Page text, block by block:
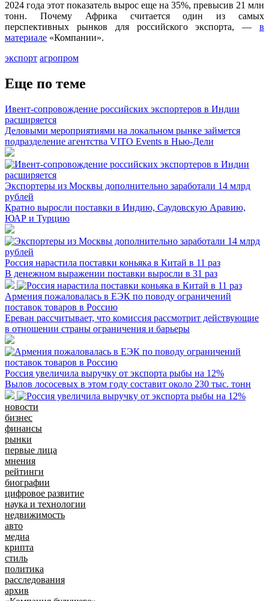
2024 года этот показатель вырос еще на 35%, превысив 21 млн
тонн. Почему Африка считается один из самых
перспективных рынков для российского экспорта, — в
материале «Компании».
экспорт агропром
Еще по теме
Ивент-сопровождение российских экспортеров в Индии
расширяется
Деловыми мероприятиями на локальном рынке займется
подразделение агентства VITO Events в Нью-Дели
Экспортеры из Москвы дополнительно заработали 14 млрд
рублей
Кратно выросли поставки в Индию, Саудовскую Аравию,
ЮАР и Турцию
Россия нарастила поставки коньяка в Китай в 11 раз
В денежном выражении поставки выросли в 31 раз
Армения пожаловалась в ЕЭК по поводу ограничений
поставок товаров в Россию
Ереван рассчитывает, что комиссия рассмотрит действующие
в отношении страны ограничения и барьеры
Россия увеличила выручку от экспорта рыбы на 12%
Вылов лососевых в этом году составит около 230 тыс. тонн
новости
бизнес
финансы
рынки
первые лица
мнения
рейтинги
биографии
цифровое развитие
наука и технологии
недвижимость
авто
медиа
крипта
стиль
политика
расследования
архив